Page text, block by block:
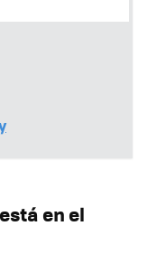
en el